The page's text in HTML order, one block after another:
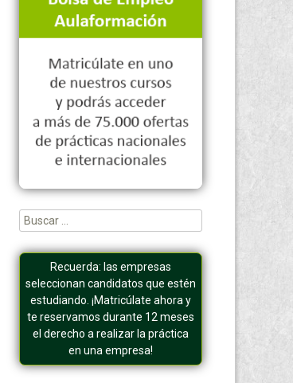
Buscar:
Recuerda: las empresas
seleccionan candidatos que estén
estudiando. ¡Matricúlate ahora y
te reservamos durante 12 meses
el derecho a realizar la práctica
en una empresa!